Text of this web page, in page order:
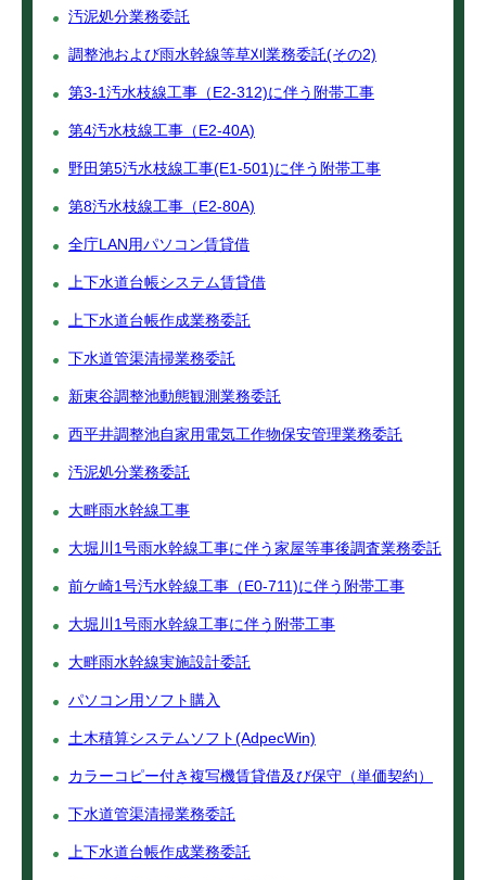
汚泥処分業務委託
調整池および雨水幹線等草刈業務委託(その2)
第3-1汚水枝線工事（E2-312)に伴う附帯工事
第4汚水枝線工事（E2-40A)
野田第5汚水枝線工事(E1-501)に伴う附帯工事
第8汚水枝線工事（E2-80A)
全庁LAN用パソコン賃貸借
上下水道台帳システム賃貸借
上下水道台帳作成業務委託
下水道管渠清掃業務委託
新東谷調整池動態観測業務委託
西平井調整池自家用電気工作物保安管理業務委託
汚泥処分業務委託
大畔雨水幹線工事
大堀川1号雨水幹線工事に伴う家屋等事後調査業務委託
前ケ崎1号汚水幹線工事（E0-711)に伴う附帯工事
大堀川1号雨水幹線工事に伴う附帯工事
大畔雨水幹線実施設計委託
パソコン用ソフト購入
土木積算システムソフト(AdpecWin)
カラーコピー付き複写機賃貸借及び保守（単価契約）
下水道管渠清掃業務委託
上下水道台帳作成業務委託